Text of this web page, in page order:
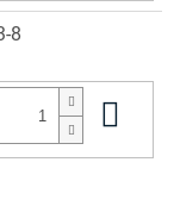
8